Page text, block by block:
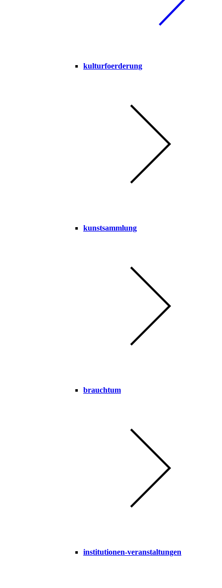
kulturfoerderung
kunstsammlung
brauchtum
institutionen-veranstaltungen